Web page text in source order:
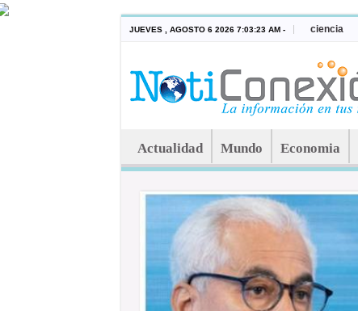
JUEVES , AGOSTO 6 2026 7:03:23 AM - ciencia
Actualidad Mundo Economia